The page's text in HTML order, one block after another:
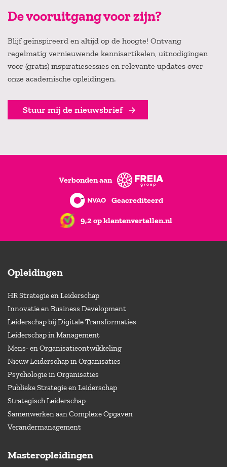
De vooruitgang voor zijn?
Blijf geïnspireerd en altijd op de hoogte! Ontvang
regelmatig vernieuwende kennisartikelen, uitnodigingen
voor (gratis) inspiratiesessies en relevante updates over
onze academische opleidingen.
Stuur mij de nieuwsbrief
Verbonden aan
Geacrediteerd
9,2 op klantenvertellen.nl
Opleidingen
HR Strategie en Leiderschap
Innovatie en Business Development
Leiderschap bij Digitale Transformaties
Leiderschap in Management
Mens- en Organisatieontwikkeling
Nieuw Leiderschap in Organisaties
Psychologie in Organisaties
Publieke Strategie en Leiderschap
Strategisch Leiderschap
Samenwerken aan Complexe Opgaven
Verandermanagement
Masteropleidingen